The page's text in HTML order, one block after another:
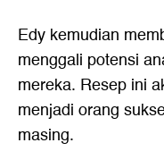
Edy kemudian
menggali potensi
mereka. Resep ini
menjadi orang
masing.